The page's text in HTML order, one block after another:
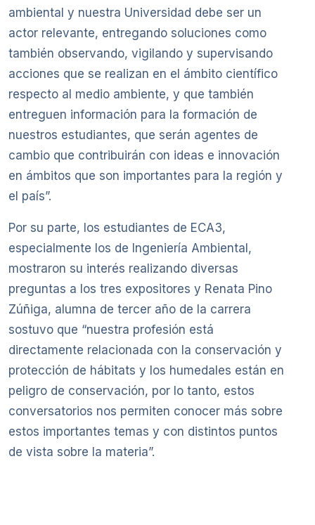
ambiental y nuestra Universidad debe ser un
actor relevante, entregando soluciones como
también observando, vigilando y supervisando
acciones que se realizan en el ámbito científico
respecto al medio ambiente, y que también
entreguen información para la formación de
nuestros estudiantes, que serán agentes de
cambio que contribuirán con ideas e innovación
en ámbitos que son importantes para la región y
el país”.
Por su parte, los estudiantes de ECA3,
especialmente los de Ingeniería Ambiental,
mostraron su interés realizando diversas
preguntas a los tres expositores y Renata Pino
Zúñiga, alumna de tercer año de la carrera
sostuvo que “nuestra profesión está
directamente relacionada con la conservación y
protección de hábitats y los humedales están en
peligro de conservación, por lo tanto, estos
conversatorios nos permiten conocer más sobre
estos importantes temas y con distintos puntos
de vista sobre la materia”.